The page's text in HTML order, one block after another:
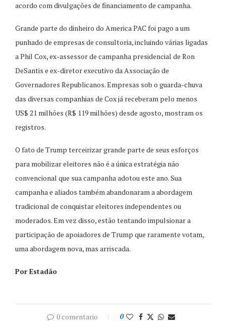
acordo com divulgações de financiamento de campanha.
Grande parte do dinheiro do America PAC foi pago a um
punhado de empresas de consultoria, incluindo várias ligadas
a Phil Cox, ex-assessor de campanha presidencial de Ron
DeSantis e ex-diretor executivo da Associação de
Governadores Republicanos. Empresas sob o guarda-chuva
das diversas companhias de Cox já receberam pelo menos
US$ 21 milhões (R$ 119 milhões) desde agosto, mostram os
registros.
O fato de Trump terceirizar grande parte de seus esforços
para mobilizar eleitores não é a única estratégia não
convencional que sua campanha adotou este ano. Sua
campanha e aliados também abandonaram a abordagem
tradicional de conquistar eleitores independentes ou
moderados. Em vez disso, estão tentando impulsionar a
participação de apoiadores de Trump que raramente votam,
uma abordagem nova, mas arriscada.
Por Estadão
0 comentario 0